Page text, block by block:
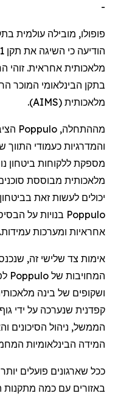
-
פופולו, מובילה עולמית
הודיעה כי השיגה את תקן
מלאכותית אחראית. זוהי
בתקן הבינלאומי המוכר
מלאכותית (
AIMS
).
מההתחלה,
Poppulo
והמדרגיות כעמודי התווך
מספקת ללקוחות ביטחון
מלאכותית מבוססת
יכולים לעשות זאת בביטחון
Poppulo בנויות על
אחראיות ומערכות עמידות.
אימות צד שלישי זה,
המחויבות של Poppulo
ושקופים של בינה
קפדנית שנערכה על ידי גוף
הממשל, ניהול הסיכונים
המידה הבינלאומיות
ככל שארגונים פועלים יותר
באזורים עם כמה מתקנות